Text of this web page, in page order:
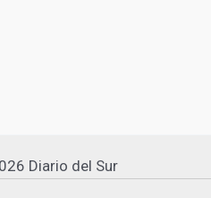
Diario del Sur